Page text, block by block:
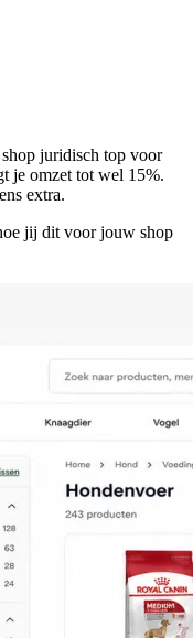
juridisch top voor
je omzet tot wel 15%.
extra.
jij dit voor jouw shop